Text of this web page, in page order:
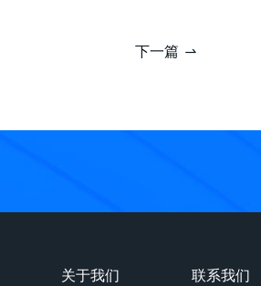
下一篇
关于我们 联系我们